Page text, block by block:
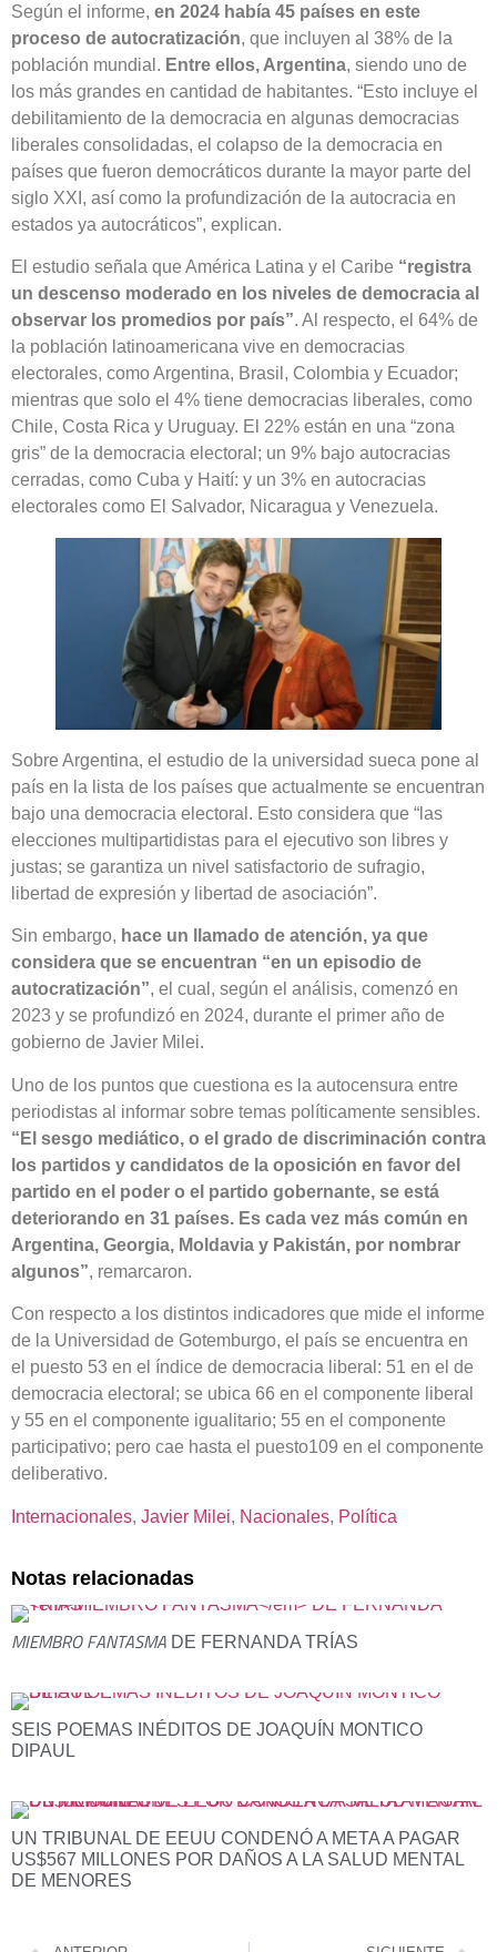
Según el informe, en 2024 había 45 países en este
proceso de autocratización, que incluyen al 38% de la
población mundial. Entre ellos, Argentina, siendo uno de
los más grandes en cantidad de habitantes. “Esto incluye el
debilitamiento de la democracia en algunas democracias
liberales consolidadas, el colapso de la democracia en
países que fueron democráticos durante la mayor parte del
siglo XXI, así como la profundización de la autocracia en
estados ya autocráticos”, explican.
El estudio señala que América Latina y el Caribe “registra
un descenso moderado en los niveles de democracia al
observar los promedios por país”. Al respecto, el 64% de
la población latinoamericana vive en democracias
electorales, como Argentina, Brasil, Colombia y Ecuador;
mientras que solo el 4% tiene democracias liberales, como
Chile, Costa Rica y Uruguay. El 22% están en una “zona
gris” de la democracia electoral; un 9% bajo autocracias
cerradas, como Cuba y Haití: y un 3% en autocracias
electorales como El Salvador, Nicaragua y Venezuela.
Sobre Argentina, el estudio de la universidad sueca pone al
país en la lista de los países que actualmente se encuentran
bajo una democracia electoral. Esto considera que “las
elecciones multipartidistas para el ejecutivo son libres y
justas; se garantiza un nivel satisfactorio de sufragio,
libertad de expresión y libertad de asociación”.
Sin embargo, hace un llamado de atención, ya que
considera que se encuentran “en un episodio de
autocratización”, el cual, según el análisis, comenzó en
2023 y se profundizó en 2024, durante el primer año de
gobierno de Javier Milei.
Uno de los puntos que cuestiona es la autocensura entre
periodistas al informar sobre temas políticamente sensibles.
“El sesgo mediático, o el grado de discriminación contra
los partidos y candidatos de la oposición en favor del
partido en el poder o el partido gobernante, se está
deteriorando en 31 países. Es cada vez más común en
Argentina, Georgia, Moldavia y Pakistán, por nombrar
algunos”, remarcaron.
Con respecto a los distintos indicadores que mide el informe
de la Universidad de Gotemburgo, el país se encuentra en
el puesto 53 en el índice de democracia liberal: 51 en el de
democracia electoral; se ubica 66 en el componente liberal
y 55 en el componente igualitario; 55 en el componente
participativo; pero cae hasta el puesto109 en el componente
deliberativo.
Internacionales, Javier Milei, Nacionales, Política
Notas relacionadas
MIEMBRO FANTASMA DE FERNANDA TRÍAS
SEIS POEMAS INÉDITOS DE JOAQUÍN MONTICO
DIPAUL
UN TRIBUNAL DE EEUU CONDENÓ A META A PAGAR
US$567 MILLONES POR DAÑOS A LA SALUD MENTAL
DE MENORES